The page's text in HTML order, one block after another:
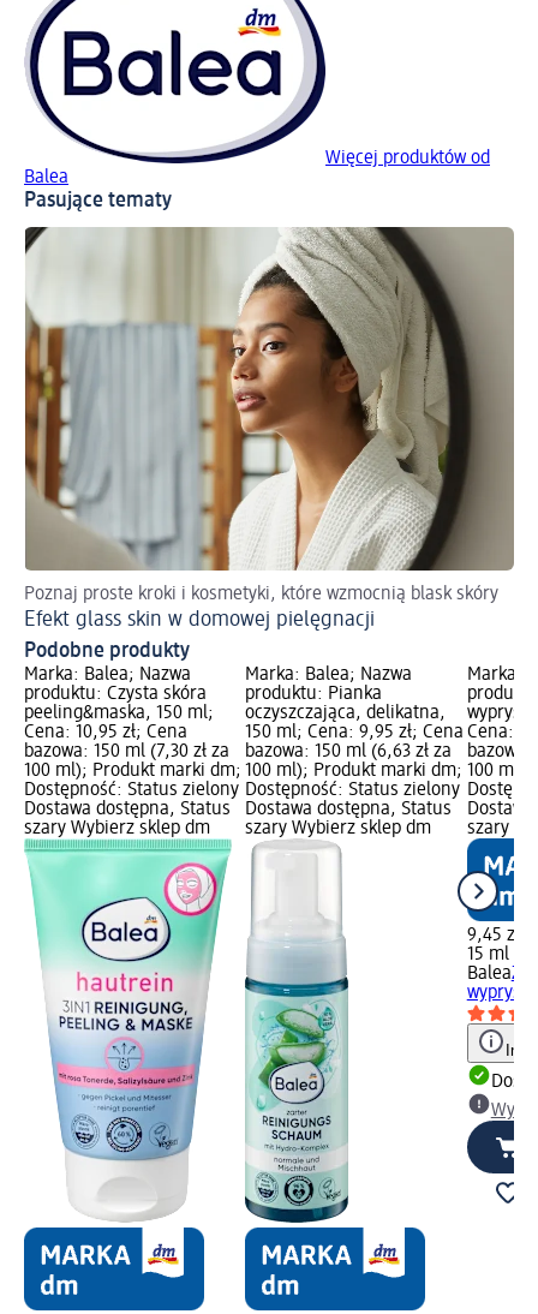
Więcej produktów od
Balea
Pasujące tematy
Poznaj proste kroki i kosmetyki, które wzmocnią blask skóry
Efekt glass skin w domowej pielęgnacji
Podobne produkty
Marka: Balea; Nazwa
produktu: Czysta skóra
peeling&maska, 150 ml;
Cena: 10,95 zł; Cena
bazowa: 150 ml (7,30 zł za
100 ml); Produkt marki dm;
Dostępność: Status zielony
Dostawa dostępna, Status
szary Wybierz sklep dm
Marka: Balea; Nazwa
produktu: Pianka
oczyszczająca, delikatna,
150 ml; Cena: 9,95 zł; Cena
bazowa: 150 ml (6,63 zł za
100 ml); Produkt marki dm;
Dostępność: Status zielony
Dostawa dostępna, Status
szary Wybierz sklep dm
Marka:
Cena:
bazowa:
100 ml);
szary
9,45 zł
15 ml
Balea